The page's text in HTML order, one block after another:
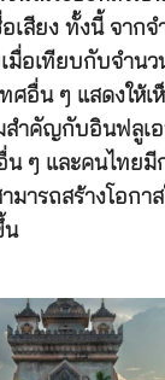
เสียง ทั้งนี้ จาก
เมื่อเทียบกับจำน
ศอื่น ๆ แสดงให้เ
สำคัญกับอินฟลูเอ
น ๆ และคนไทยมี
ารถสร้างโอกาส
น